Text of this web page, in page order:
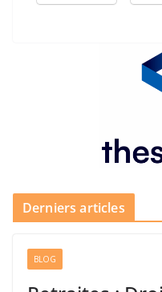
Derniers articles
BLOG